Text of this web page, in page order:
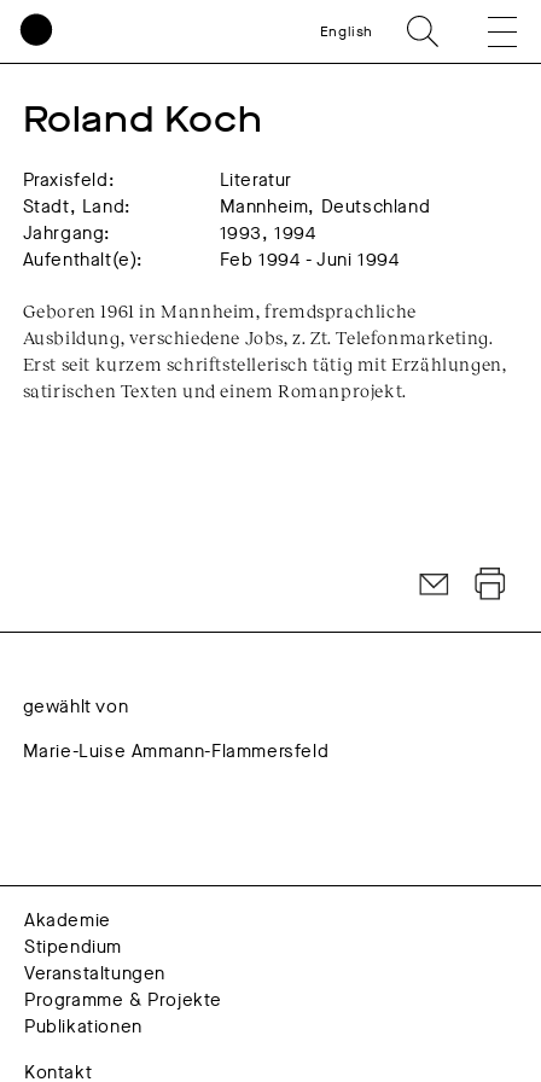
English
Roland Koch
Praxisfeld:
Literatur
Stadt, Land:
Mannheim, Deutschland
Jahrgang:
1993, 1994
Aufenthalt(e):
Feb 1994 - Juni 1994
Geboren 1961 in Mannheim, fremdsprachliche
Ausbildung, verschiedene Jobs, z. Zt. Telefonmarketing.
Erst seit kurzem schriftstellerisch tätig mit Erzählungen,
satirischen Texten und einem Romanprojekt.
gewählt von
Marie-Luise Ammann-Flammersfeld
Akademie
Stipendium
Veranstaltungen
Programme & Projekte
Publikationen
Kontakt